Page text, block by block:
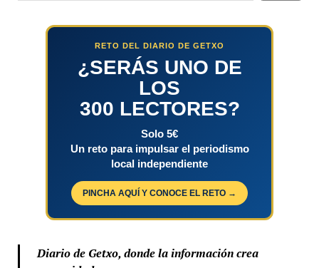
RETO DEL DIARIO DE GETXO
¿SERÁS UNO DE
LOS
300 LECTORES?
Solo 5€
Un reto para impulsar el periodismo
local independiente
PINCHA AQUÍ Y CONOCE EL RETO →
Diario de Getxo, donde la información crea